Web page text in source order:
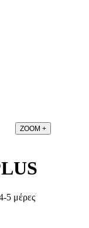
ZOOM +
5 μέρες